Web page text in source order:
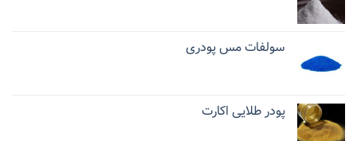
سولفات مس پودری
پودر طلایی اکارت